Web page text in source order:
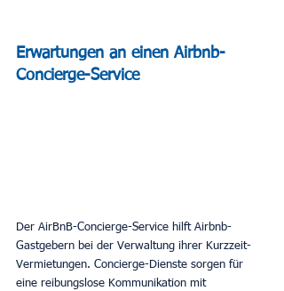
Erwartungen an einen Airbnb-
Concierge-Service
Der AirBnB-Concierge-Service hilft Airbnb-
Gastgebern bei der Verwaltung ihrer Kurzzeit-
Vermietungen. Concierge-Dienste sorgen für
eine reibungslose Kommunikation mit